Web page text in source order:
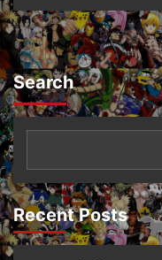
Search
Recent Posts